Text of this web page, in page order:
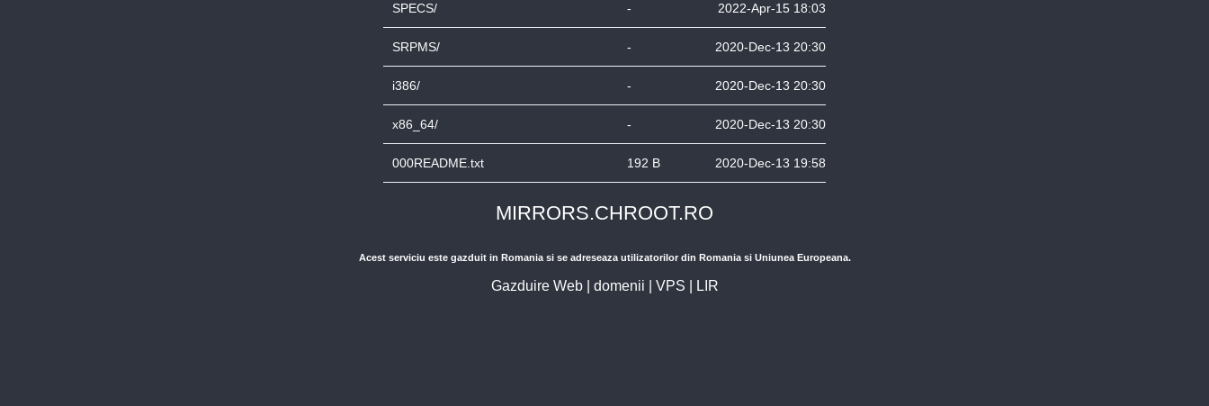
SPECS/ - 2022-Apr-15 18:03
SRPMS/ - 2020-Dec-13 20:30
i386/ - 2020-Dec-13 20:30
x86_64/ - 2020-Dec-13 20:30
000README.txt 192 B 2020-Dec-13 19:58
MIRRORS.CHROOT.RO
Acest serviciu este gazduit in Romania si se adreseaza utilizatorilor din Romania si Uniunea Europeana.
Gazduire Web| domenii VPS LIR